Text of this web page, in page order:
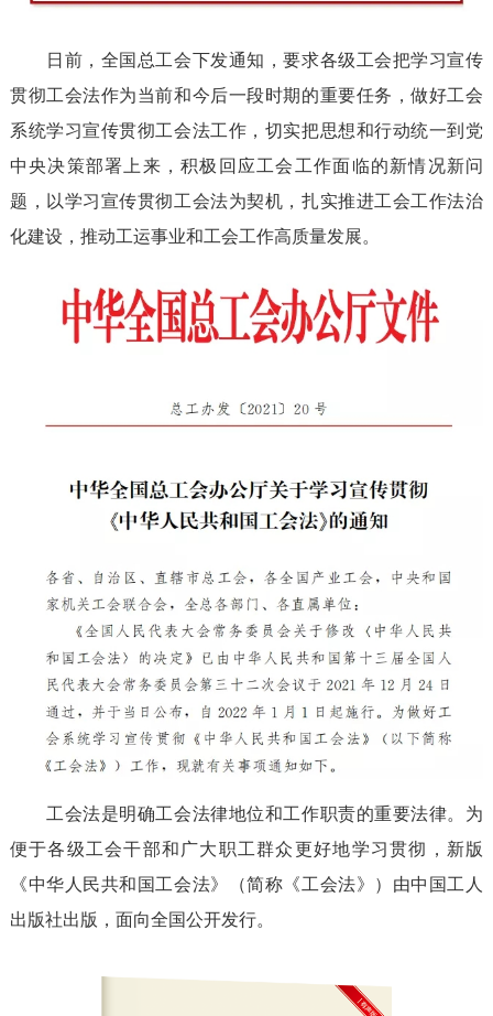
日前，全国总工会下发通知，要求各级工会把学习宣传
贯彻工会法作为当前和今后一段时期的重要任务，做好工会
系统学习宣传贯彻工会法工作，切实把思想和行动统一到党
中央决策部署上来，积极回应工会工作面临的新情况新问
题，以学习宣传贯彻工会法为契机，扎实推进工会工作法治
化建设，推动工运事业和工会工作高质量发展。
工会法是明确工会法律地位和工作职责的重要法律。为
便于各级工会干部和广大职工群众更好地学习贯彻，新版
《中华人民共和国工会法》（简称《工会法》）由中国工人
出版社出版，面向全国公开发行。